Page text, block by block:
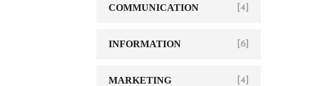
COMMUNICATION [4]
INFORMATION [6]
MARKETING [4]